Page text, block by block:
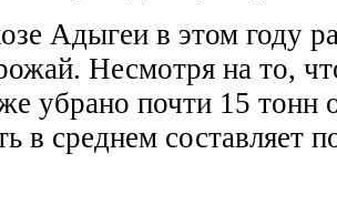
Адыгеи в этом году
Несмотря на то,
убрано почти 15 тонн
в среднем составляет